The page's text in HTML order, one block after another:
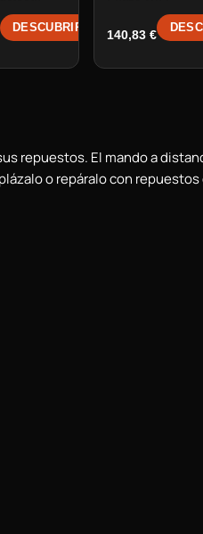
DESCUBRIR → 140,83 €
repuestos. El mando a
o repáralo con